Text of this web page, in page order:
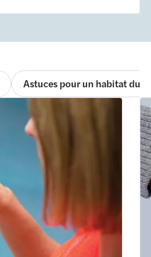
Astuces pour un habitat